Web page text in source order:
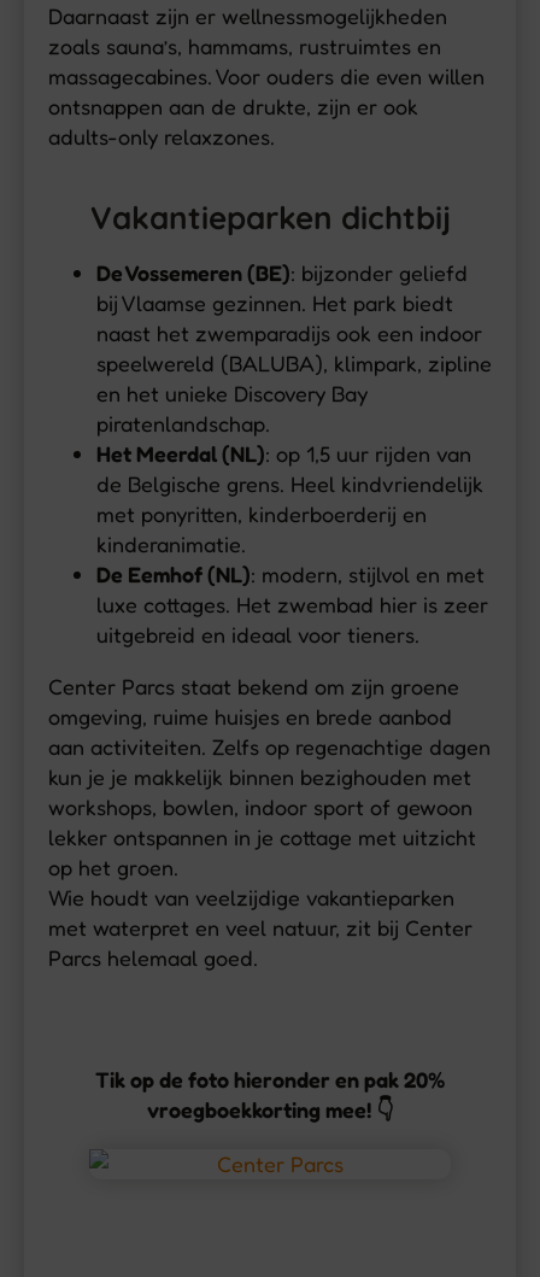
Daarnaast zijn er wellnessmogelijkheden
zoals sauna’s, hammams, rustruimtes en
massagecabines. Voor ouders die even willen
ontsnappen aan de drukte, zijn er ook
adults-only relaxzones.
Vakantieparken dichtbij
De Vossemeren (BE): bijzonder geliefd
bij Vlaamse gezinnen. Het park biedt
naast het zwemparadijs ook een indoor
speelwereld (BALUBA), klimpark, zipline
en het unieke Discovery Bay
piratenlandschap.
Het Meerdal (NL): op 1,5 uur rijden van
de Belgische grens. Heel kindvriendelijk
met ponyritten, kinderboerderij en
kinderanimatie.
De Eemhof (NL): modern, stijlvol en met
luxe cottages. Het zwembad hier is zeer
uitgebreid en ideaal voor tieners.
Center Parcs staat bekend om zijn groene
omgeving, ruime huisjes en brede aanbod
aan activiteiten. Zelfs op regenachtige dagen
kun je je makkelijk binnen bezighouden met
workshops, bowlen, indoor sport of gewoon
lekker ontspannen in je cottage met uitzicht
op het groen.
Wie houdt van veelzijdige vakantieparken
met waterpret en veel natuur, zit bij Center
Parcs helemaal goed.
Tik op de foto hieronder en pak 20%
vroegboekkorting mee! 👇